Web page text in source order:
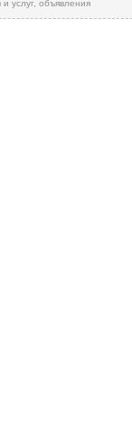
услуг, объявления